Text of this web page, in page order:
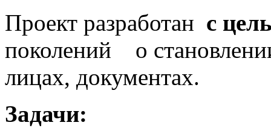
Проект разработан с
поколений о
лицах, документах.
Задачи: